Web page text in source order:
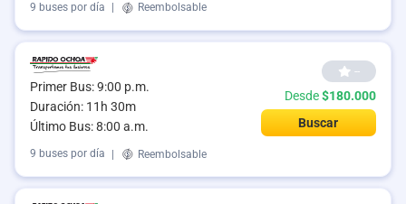
9 buses por día Reembolsable
Primer Bus: 9:00 p.m.
Duración: 11h 30m
Último Bus: 8:00 a.m.
--
Desde$180.000
Buscar
9 buses por día | Reembolsable